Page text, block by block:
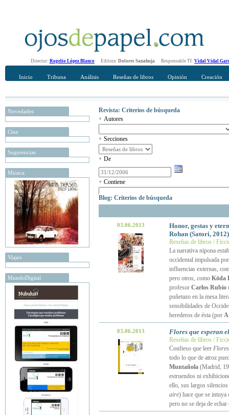
Director: Rogelio López Blanco Editora: Dolores Sanahuja Responsable TI: Vidal Vidal
Inicio Tribuna Análisis Reseñas de libros Opinión Creación
Novedades
Cine
Sugerencias
Música
Viajes
MundoDigital
Revista: Criterios de búsqueda
Autores
Secciones
De
Contiene
Blog: Criterios de búsqueda
03.06.2013
Honor, gestas y
Rohan (Satori, 2012)
Reseñas de libros /
La narrativa nipona
occidental impulsada
influencias externas,
pero otros, como Kōda
profesor Carlos Rubio
puñetazo en la mesa
sensibilidades de
herederos de ésta (por
03.06.2013 Flores que esperan
Reseñas de libros /
Confieso que leer
todo lo que de atroz
Muntañola(Madrid,
estruendos ni
ello, sus largos
aire) hace que se intuya
pero no se deja de